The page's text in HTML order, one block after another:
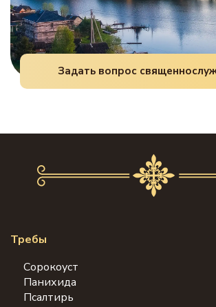
Задать вопрос
Требы
Сорокоуст
Панихида
Псалтирь